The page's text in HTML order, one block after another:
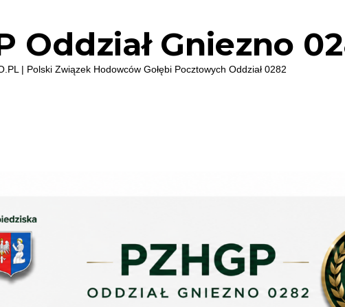
Oddział Gniezno
| Polski Związek Hodowców Gołębi Pocztowych Oddział 0282